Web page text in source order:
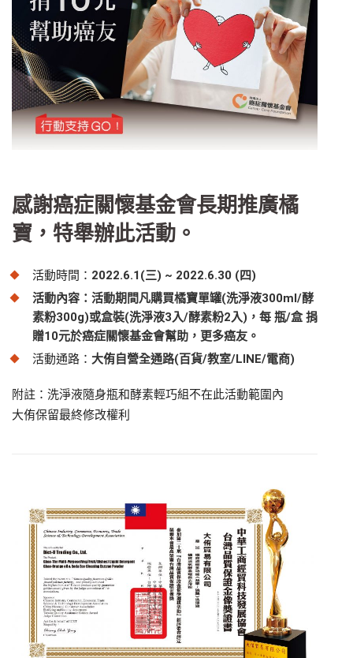
感謝癌症關懷基金會長期推廣橘
寶，特舉辦此活動。
活動時間： 2022.6.1(三) ~ 2022.6.30 (四)
活動內容：活動期間凡購買橘寶單罐(洗淨液300ml/酵
素粉300g)或盒裝(洗淨液3入/酵素粉2入) ， 每 瓶/盒 捐
贈10元於癌症關懷基金會幫助，更多癌友。
活動通路： 大侑自營全通路(百貨/教室/LINE/電商)
附註：洗淨液隨身瓶和酵素輕巧組不在此活動範圍內
大侑保留最終修改權利